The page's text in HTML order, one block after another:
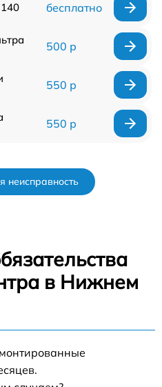
бесплатно
500 р
550 р
550 р
неисправность
в Нижнем